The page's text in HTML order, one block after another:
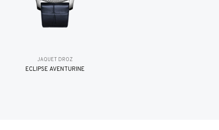
JAQUET DROZ
ÉCLIPSE AVENTURINE